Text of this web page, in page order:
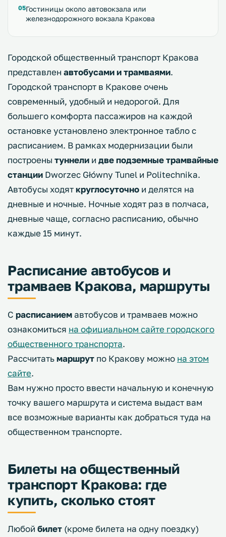
Гостиницы около автовокзала или
железнодорожного вокзала Кракова
Городской общественный транспорт Кракова
представлен автобусами и трамваями.
Городской транспорт в Кракове очень
современный, удобный и недорогой. Для
большего комфорта пассажиров на каждой
остановке установлено электронное табло с
расписанием. В рамках модернизации были
построены туннели и две подземные трамвайные
станции Dworzec Główny Tunel и Politechnika.
Автобусы ходяткруглосуточно и делятся на
дневные и ночные. Ночные ходят раз в полчаса,
дневные чаще, согласно расписанию, обычно
каждые 15 минут.
Расписание автобусов и
трамваев Кракова, маршруты
С расписаниемавтобусов и трамваев можно
ознакомиться на официальном сайте городского
общественного транспорта.
Рассчитатьмаршрут по Кракову можно на этом
сайте.
Вам нужно просто ввести начальную и конечную
точку вашего маршрута и система выдаст вам
все возможные варианты как добраться туда на
общественном транспорте.
Билеты на общественный
транспорт Кракова: где
купить, сколько стоят
Любой билет (кроме билета на одну поездку)